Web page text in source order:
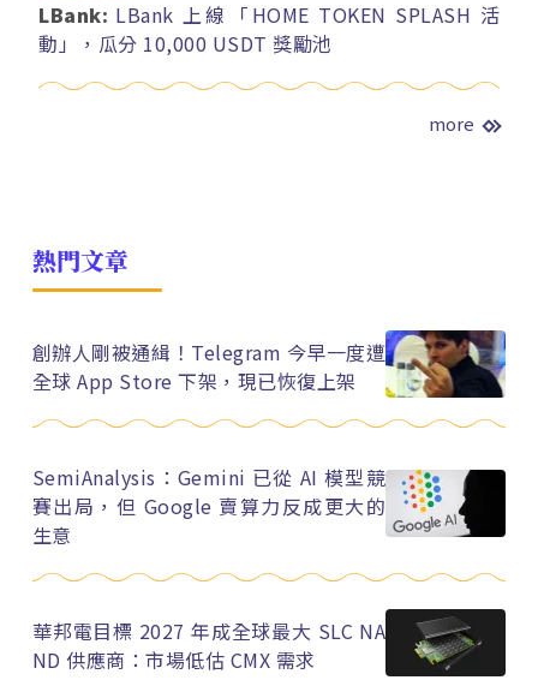
LBank: LBank 上線「HOME TOKEN SPLASH 活
動」，瓜分 10,000 USDT 獎勵池
more
熱門文章
創辦人剛被通緝！Telegram 今早一度遭
全球 App Store 下架，現已恢復上架
SemiAnalysis：Gemini 已從 AI 模型競
賽出局，但 Google 賣算力反成更大的
生意
華邦電目標 2027 年成全球最大 SLC NA
ND 供應商：市場低估 CMX 需求